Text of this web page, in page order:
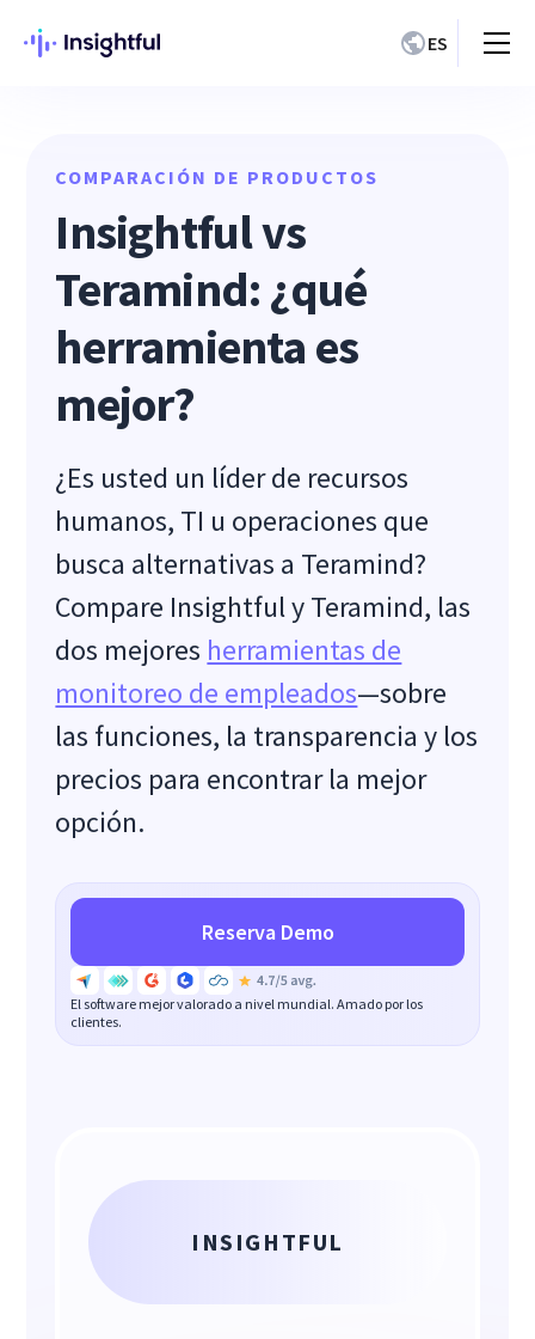
ES
COMPARACIÓN DE PRODUCTOS
Insightful vs
Teramind: ¿qué
herramienta es
mejor?
¿Es usted un líder de recursos
humanos, TI u operaciones que
busca alternativas a Teramind?
Compare Insightful y Teramind, las
dos mejores herramientas de
monitoreo de empleados—sobre
las funciones, la transparencia y los
precios para encontrar la mejor
opción.
Reserva Demo
El software mejor valorado a nivel mundial. Amado por los
clientes.
INSIGHTFUL